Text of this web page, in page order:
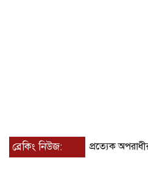
ব্রেকিং নিউজ:প্রত্যেক অপরাধীর বিচার